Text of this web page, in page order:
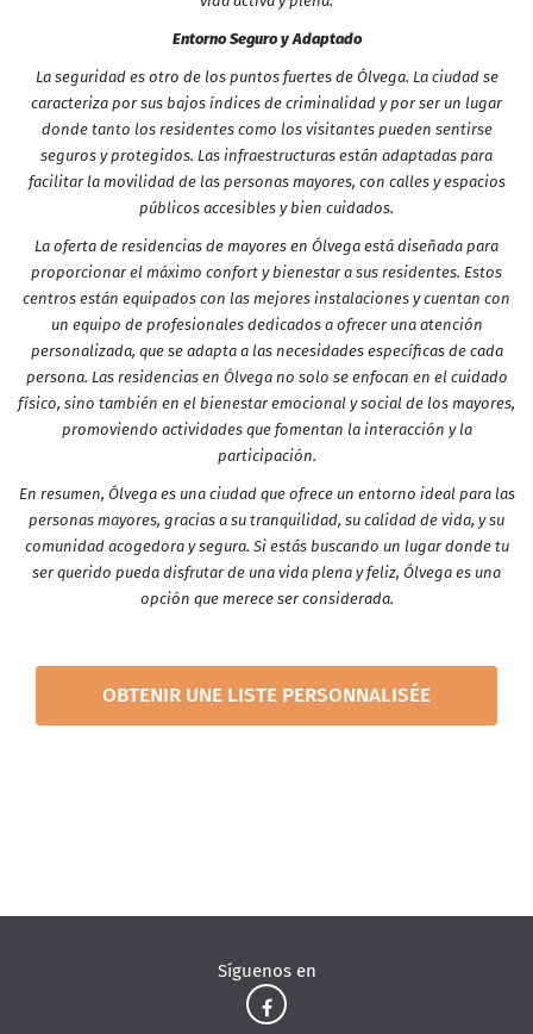
Entorno Seguro y Adaptado
La seguridad es otro de los puntos fuertes de Ólvega. La ciudad se
caracteriza por sus bajos índices de criminalidad y por ser un lugar
donde tanto los residentes como los visitantes pueden sentirse
seguros y protegidos. Las infraestructuras están adaptadas para
facilitar la movilidad de las personas mayores, con calles y espacios
públicos accesibles y bien cuidados.
La oferta de residencias de mayores en Ólvega está diseñada para
proporcionar el máximo confort y bienestar a sus residentes. Estos
centros están equipados con las mejores instalaciones y cuentan con
un equipo de profesionales dedicados a ofrecer una atención
personalizada, que se adapta a las necesidades específicas de cada
persona. Las residencias en Ólvega no solo se enfocan en el cuidado
físico, sino también en el bienestar emocional y social de los mayores,
promoviendo actividades que fomentan la interacción y la
participación.
En resumen, Ólvega es una ciudad que ofrece un entorno ideal para las
personas mayores, gracias a su tranquilidad, su calidad de vida, y su
comunidad acogedora y segura. Si estás buscando un lugar donde tu
ser querido pueda disfrutar de una vida plena y feliz, Ólvega es una
opción que merece ser considerada.
OBTENIR UNE LISTE PERSONNALISÉE
Síguenos en